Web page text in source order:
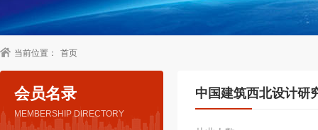
当前位置： 首页
会员名录
MEMBERSHIP DIRECTORY
中国建筑西北设计研